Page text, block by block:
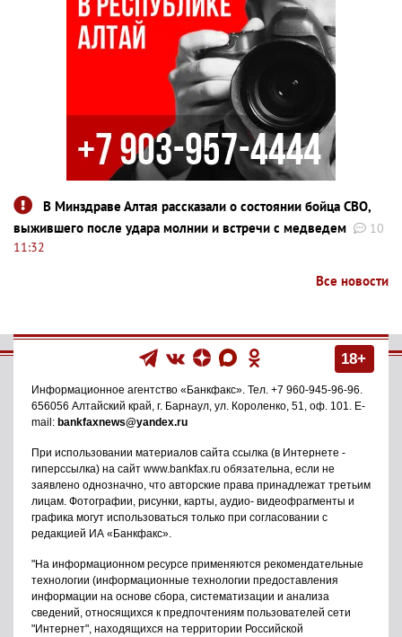
В Минздраве Алтая рассказали о состоянии бойца СВО,
выжившего после удара молнии и встречи с медведем
10
11:32
Все новости
18+
Информационное агентство «Банкфакс» . Тел. +7 960-945-96-96
656056 Алтайский край, г. Барнаул ул. Короленко, 51, оф. 101
. E-
mail: bankfaxnews@yandex.ru
При использовании материалов сайта ссылка (в Интернете -
гиперссылка) на сайт www.bankfax.ru обязательна, если не
заявлено однозначно, что авторские права принадлежат третьим
лицам. Фотографии, рисунки, карты, аудио- видеофрагменты и
графика могут использоваться только при согласовании с
редакцией ИА «Банкфакс».
"На информационном ресурсе применяются рекомендательные
технологии (информационные технологии предоставления
информации на основе сбора, систематизации и анализа
сведений, относящихся к предпочтениям пользователей сети
"Интернет", находящихся на территории Российской